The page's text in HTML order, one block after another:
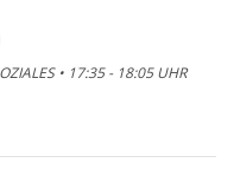
• 17:35 - 18:05 UHR